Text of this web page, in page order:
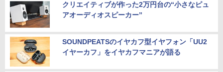
クリエイティブが作った2万円台の“小さなピュ
アオーディオスピーカー”
SOUNDPEATSのイヤカフ型イヤフォン「UU2
イヤーカフ」をイヤカフマニアが語る